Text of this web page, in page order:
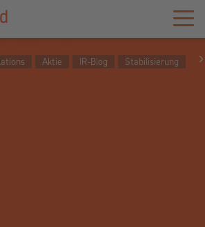
Aktie IR-Blog Stabilisierung